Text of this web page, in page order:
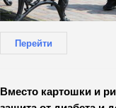
Перейти
Вместо картошки и